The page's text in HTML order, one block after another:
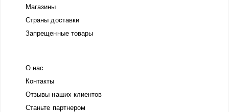
Магазины
Страны доставки
Запрещенные товары
О нас
Контакты
Отзывы наших клиентов
Станьте партнером